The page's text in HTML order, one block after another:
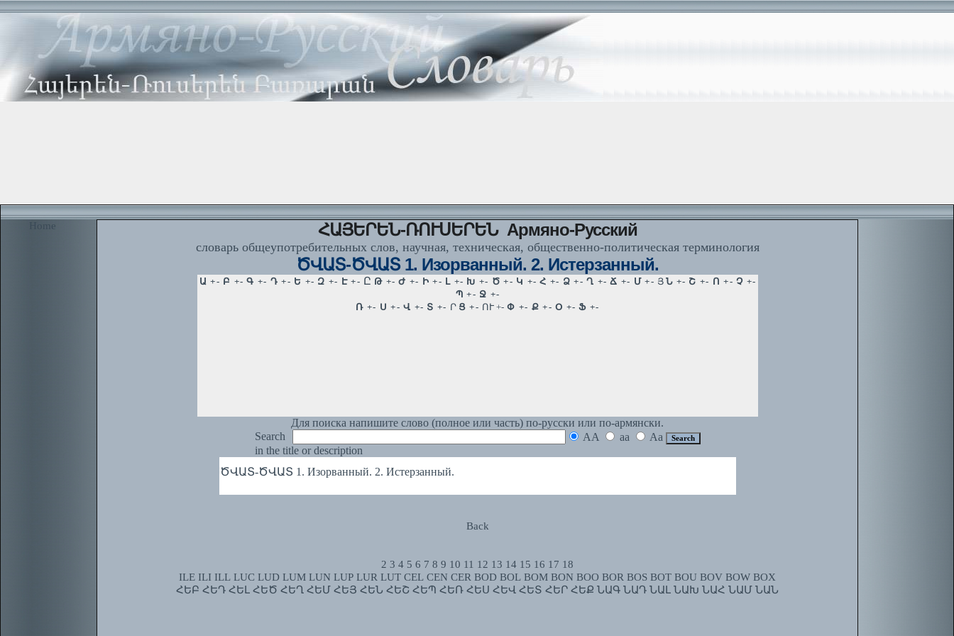
Home ՀԱՅԵՐԵՆ-ՌՈՒՍԵՐԵՆ Армяно-Русский
словарь общеупотребительных слов, научная, техническая, общественно-политическая терминология
ԾՎԱՏ-ԾՎԱՏ 1. Изорванный. 2. Истерзанный.
Для поиска напишите слово (полное или часть) по-русски или по-армянски.
Search
AA aa
Aa
in the title or description
ԾՎԱՏ-ԾՎԱՏ 1. Изорванный. 2. Истерзанный.
Back
2 3 4 5 6 7 8 9 10 11 12 13 14 15 16 17 18
ILE ILI ILL LUC LUD LUM LUN LUP LUR LUT CEL CEN CER BOD BOL BOM BON BOO BOR BOS BOT BOU BOV BOW BOX
ՀԵԲ ՀԵԴ ՀԵԼ ՀԵԾ ՀԵՂ ՀԵՄ ՀԵՅ ՀԵՆ ՀԵՇ ՀԵՊ ՀԵՌ ՀԵՍ ՀԵՎ ՀԵՏ ՀԵՐ ՀԵՔ ՆԱԳ ՆԱԴ ՆԱԼ ՆԱԽ ՆԱՀ ՆԱՄ ՆԱՆ